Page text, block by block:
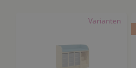
Varianten